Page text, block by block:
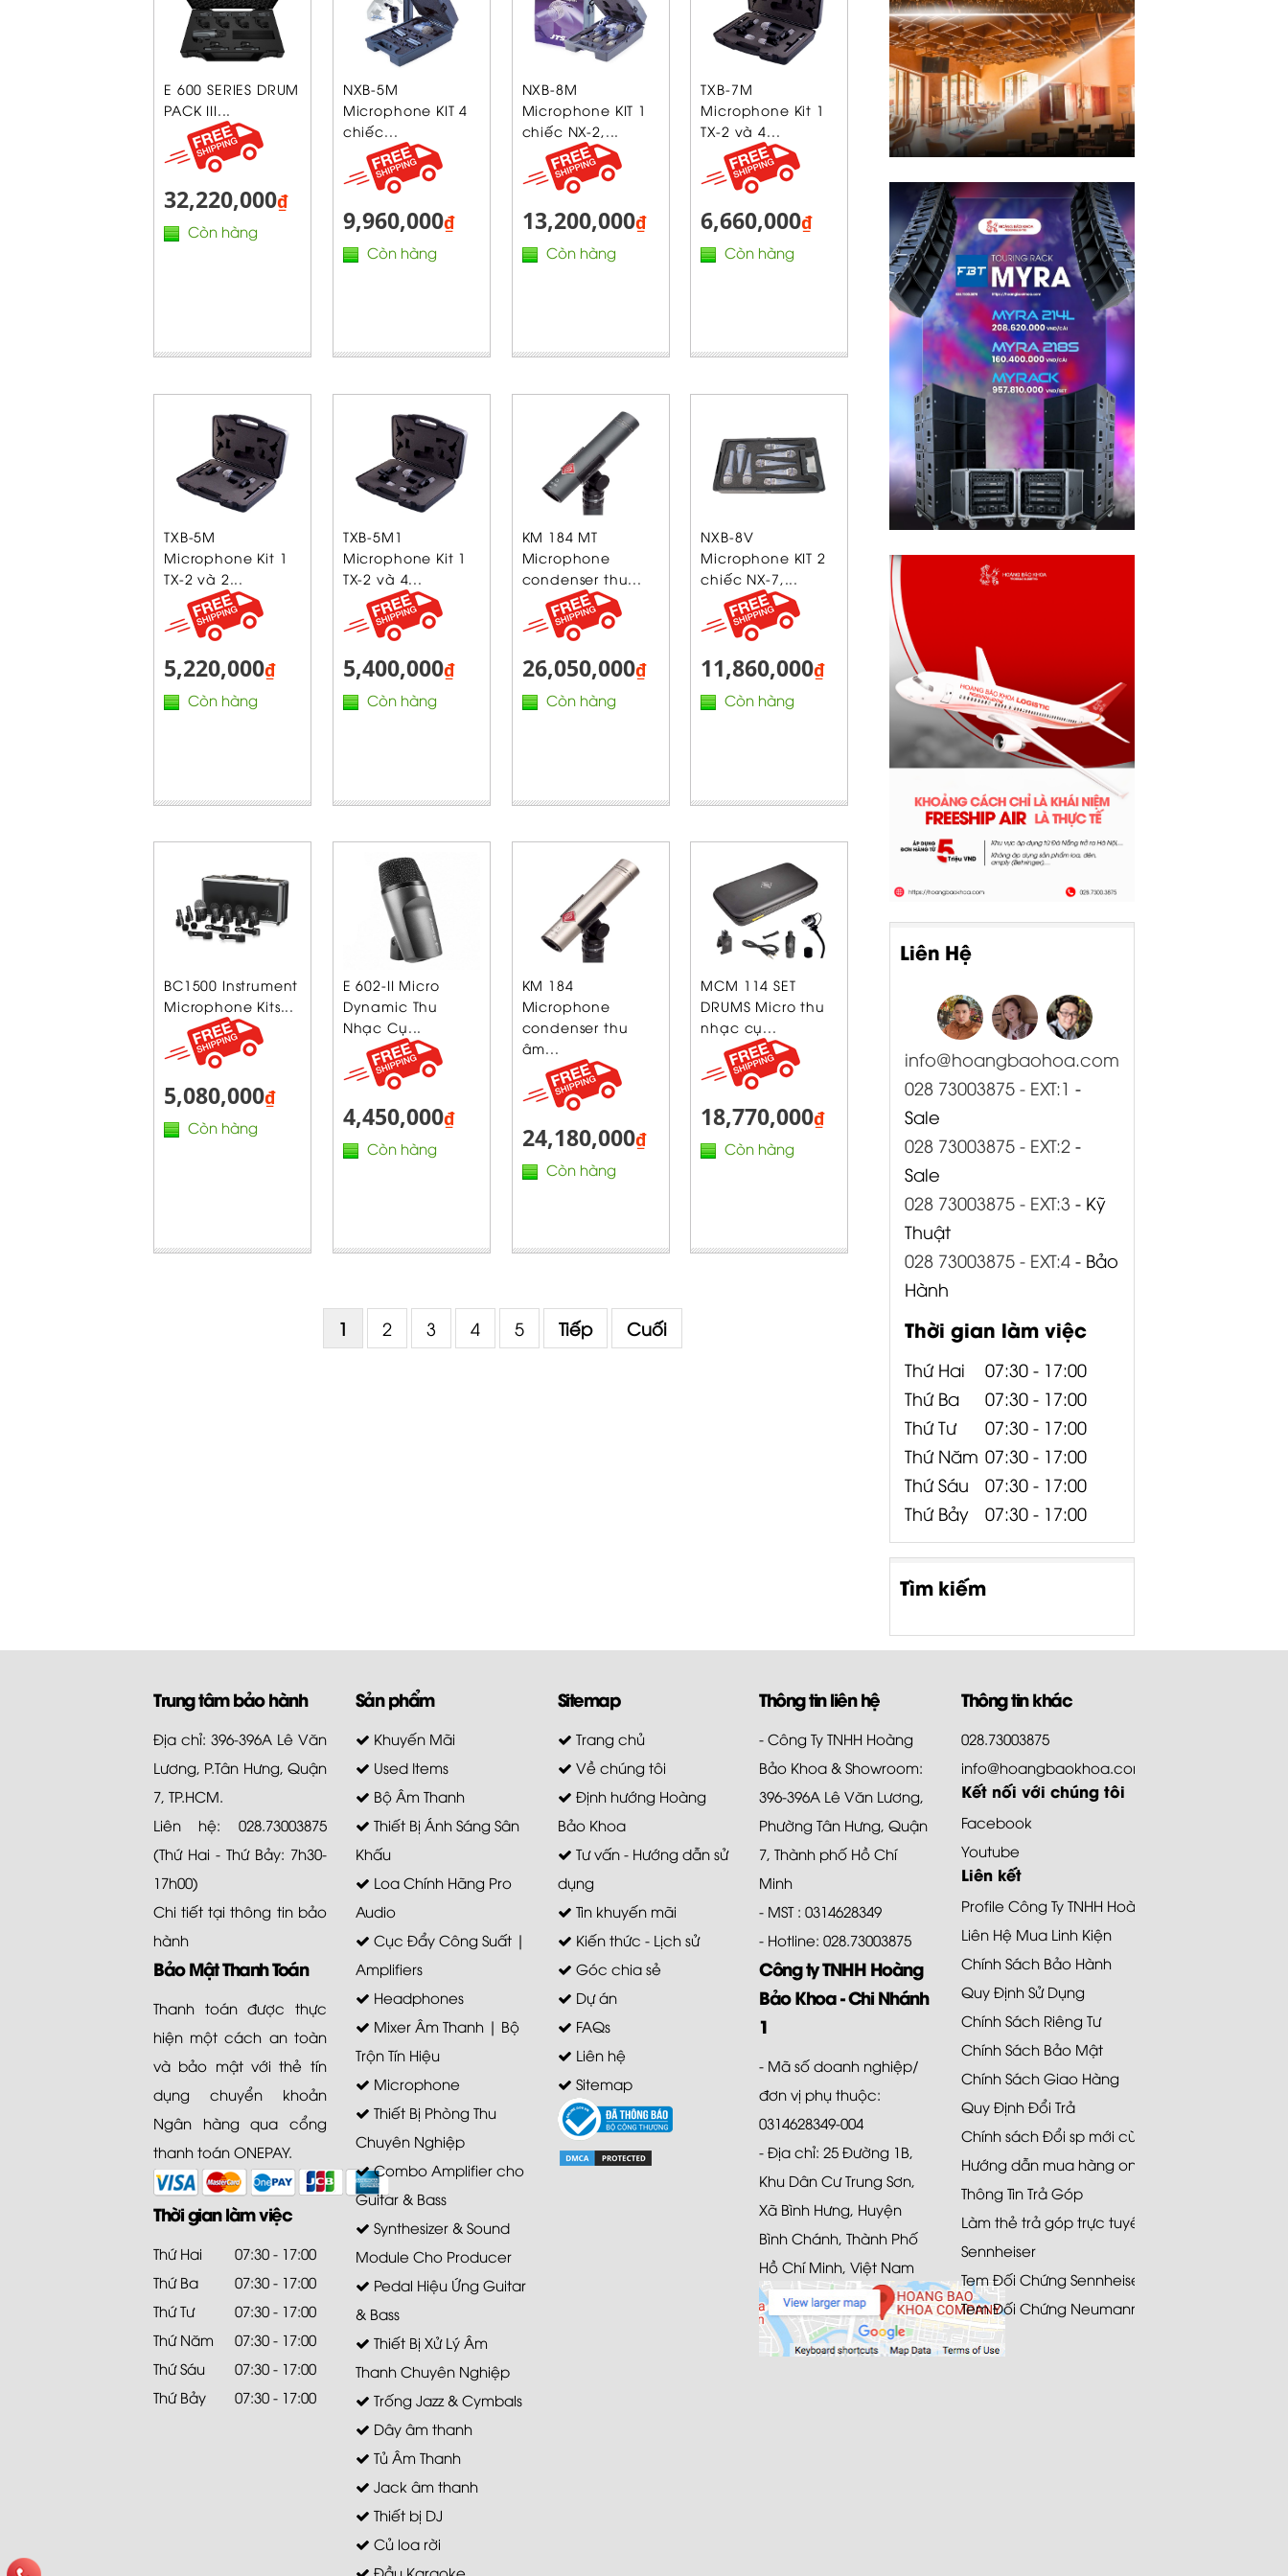
E 600 SERIES DRUM
PACK III...
32,220,000₫
Còn hàng
NXB-5M
Microphone KIT 4
chiếc...
9,960,000₫
Còn hàng
NXB-8M
Microphone KIT 1
chiếc NX-2,...
13,200,000₫
Còn hàng
TXB-7M
Microphone Kit 1
TX-2 và 4...
6,660,000₫
Còn hàng
TXB-5M
Microphone Kit 1
TX-2 và 2...
5,220,000₫
Còn hàng
TXB-5M1
Microphone Kit 1
TX-2 và 4...
5,400,000₫
Còn hàng
KM 184 MT
Microphone
condenser thu...
26,050,000₫
Còn hàng
NXB-8V
Microphone KIT 2
chiếc NX-7,...
11,860,000₫
Còn hàng
BC1500 Instrument
Microphone Kits...
5,080,000₫
Còn hàng
E 602-II Micro
Dynamic Thu
Nhạc Cụ...
4,450,000₫
Còn hàng
KM 184
Microphone
condenser thu
âm...
24,180,000₫
Còn hàng
MCM 114 SET
DRUMS Micro thu
nhạc cụ...
18,770,000₫
Còn hàng
1 2 3 4 5 Tiếp Cuối
Liên Hệ
info@hoangbaohoa.com
028 73003875 - EXT:1 -
Sale
028 73003875 - EXT:2 -
Sale
028 73003875 - EXT:3 - Kỹ
Thuật
028 73003875 - EXT:4 - Bảo
Hành
Thời gian làm việc
Thứ Hai
07:30 - 17:00
Thứ Ba
07:30 - 17:00
Thứ Tư
07:30 - 17:00
Thứ Năm 07:30 - 17:00
Thứ Sáu
07:30 - 17:00
Thứ Bảy
07:30 - 17:00
Tìm kiếm
Trung tâm bảo hành
Địa chỉ: 396-396A Lê Văn
Lương, P.Tân Hưng, Quận
7, TP.HCM.
Liên hệ: 028.73003875
(Thứ Hai - Thứ Bảy: 7h30-
17h00)
Chi tiết tạithông tin bảo
hành
Bảo Mật Thanh Toán
Thanh toán được thực
hiện một cách an toàn
và bảo mật với thẻ tín
dụng chuyển khoản
Ngân hàng qua cổng
thanh toán ONEPAY.
Thời gian làm việc
Thứ Hai
07:30 - 17:00
Thứ Ba
07:30 - 17:00
Thứ Tư
07:30 - 17:00
Thứ Năm
07:30 - 17:00
Thứ Sáu
07:30 - 17:00
Thứ Bảy
07:30 - 17:00
Sản phẩm
Khuyến Mãi
Used Items
Bộ Âm Thanh
Thiết Bị Ánh Sáng Sân
Khấu
Loa Chính Hãng Pro
Audio
Cục Đẩy Công Suất |
Amplifiers
Headphones
Mixer Âm Thanh | Bộ
Trộn Tín Hiệu
Microphone
Thiết Bị Phòng Thu
Chuyên Nghiệp
Combo Amplifier cho
Guitar & Bass
Synthesizer & Sound
Module Cho Producer
Pedal Hiệu Ứng Guitar
& Bass
Thiết Bị Xử Lý Âm
Thanh Chuyên Nghiệp
Trống Jazz & Cymbals
Dây âm thanh
Tủ Âm Thanh
Jack âm thanh
Thiết bị DJ
Củ loa rời
Đầu Karaoke
Sitemap
Trang chủ
Về chúng tôi
Định hướng Hoàng
Bảo Khoa
Tư vấn - Hướng dẫn sử
dụng
Tin khuyến mãi
Kiến thức - Lịch sử
Góc chia sẻ
Dự án
FAQs
Liên hệ
Sitemap
Thông tin liên hệ
- Công Ty TNHH Hoàng
Bảo Khoa & Showroom:
396-396A Lê Văn Lương,
Phường Tân Hưng, Quận
7, Thành phố Hồ Chí
Minh
- MST : 0314628349
- Hotline: 028.73003875
Công ty TNHH Hoàng
Bảo Khoa - Chi Nhánh
1
- Mã số doanh nghiệp/
đơn vị phụ thuộc:
0314628349-004
- Địa chỉ: 25 Đường 1B,
Khu Dân Cư Trung Sơn,
Xã Bình Hưng, Huyện
Bình Chánh, Thành Phố
Hồ Chí Minh, Việt Nam
Thông tin khác
028.73003875
info@hoangbaokhoa.com
Kết nối với chúng tôi
Facebook
Youtube
Liên kết
Profile Công Ty TNHH Hoàng Bảo Khoa
Liên Hệ Mua Linh Kiện
Chính Sách Bảo Hành
Quy Định Sử Dụng
Chính Sách Riêng Tư
Chính Sách Bảo Mật
Chính Sách Giao Hàng
Quy Định Đổi Trả
Chính sách Đổi sp mới cùng loại 48H
Hướng dẫn mua hàng online
Thông Tin Trả Góp
Làm thẻ trả góp trực tuyến
Sennheiser
Tem Đối Chứng Sennheiser
Tem Đối Chứng Neumann